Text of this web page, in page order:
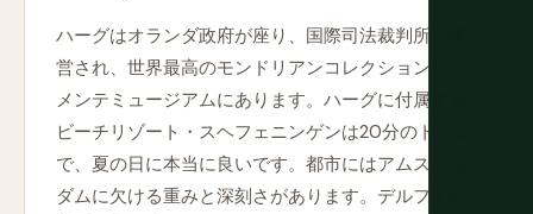
ハーグはオランダ政府が座り、国際司法裁判所が運
営され、世界最高のモンドリアンコレクションがゲ
メンテミュージアムにあります。ハーグに付属する
ビーチリゾート・スヘフェニンゲンは20分のトラム
で、夏の日に本当に良いです。都市にはアムステル
ダムに欠ける重みと深刻さがあります。デルフトの